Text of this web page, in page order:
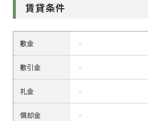
賃貸条件
敷金 ‐
敷引金 ‐
礼金 ‐
償却金 ‐